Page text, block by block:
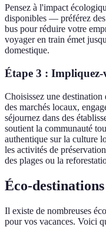
Pensez à l'impact
disponibles — préférez des
bus pour réduire votre
voyager en train émet
domestique.
Étape 3 : Impliquez-
Choisissez une
des marchés locaux,
séjournez dans des
soutient la communauté
authentique sur la culture
les activités de
des plages ou la
Éco-
Il existe de nombreuses
pour vos vacances. Voici